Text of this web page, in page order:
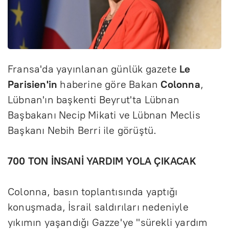
Fransa'da yayınlanan günlük gazete Le
Parisien'in haberine göre Bakan Colonna,
Lübnan'ın başkenti Beyrut'ta Lübnan
Başbakanı Necip Mikati ve Lübnan Meclis
Başkanı Nebih Berri ile görüştü.
700 TON İNSANİ YARDIM YOLA ÇIKACAK
Colonna, basın toplantısında yaptığı
konuşmada, İsrail saldırıları nedeniyle
yıkımın yaşandığı Gazze'ye "sürekli yardım